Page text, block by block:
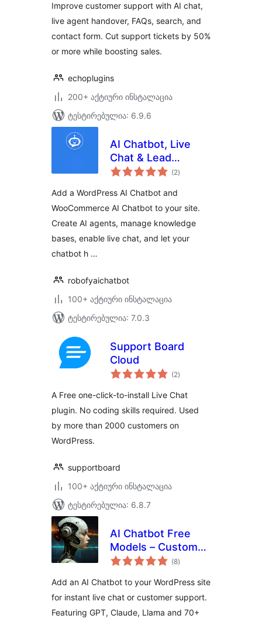
Support
Improve customer support with AI chat,
live agent handover, FAQs, search, and
contact form. Cut support tickets by 50%
or more while boosting sales.
echoplugins
200+ აქტიური ინსტალაცია
ტესტირებულია: 6.9.6
AI Chatbot, Live
Chat & Lead
Generation for
(2საერთო
რეიტინგი
)
Add a WordPress AI Chatbot and
WooCommerce AI Chatbot to your site.
Create AI agents, manage knowledge
bases, enable live chat, and let your
chatbot h …
robofyaichatbot
100+ აქტიური ინსტალაცია
ტესტირებულია: 7.0.3
Support Board
Cloud
(2საერთო
რეიტინგი
)
A Free one-click-to-install Live Chat
plugin. No coding skills required. Used
by more than 2000 customers on
WordPress.
supportboard
100+ აქტიური ინსტალაცია
ტესტირებულია: 6.8.7
AI Chatbot Free
Models – Customer
Support, Live Chat,
(8საერთო
რეიტინგი
)
Add an AI Chatbot to your WordPress site
for instant live chat or customer support.
Featuring GPT, Claude, Llama and 70+